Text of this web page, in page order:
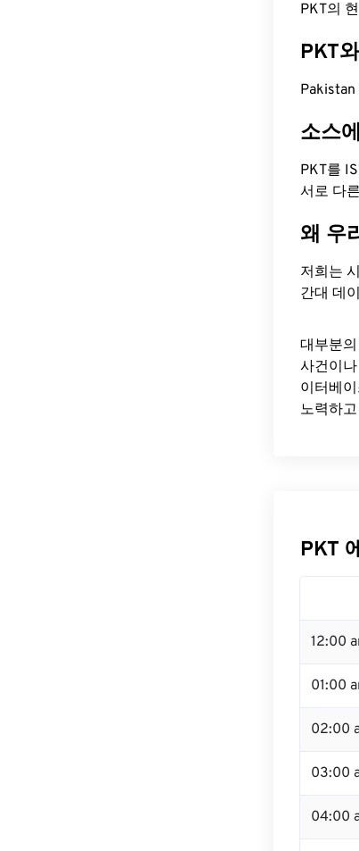
PKT의
PKT
소스
PKT를
서로 다
왜 우
저희는
간대 데
대부분
사건이
이터베
노력하
PKT
12:00
01:00
02:00
03:00
04:00